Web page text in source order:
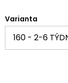
Varianta